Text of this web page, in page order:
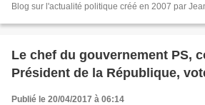
Blog sur l'actualité politique créé en 2007 par
Le chef du gouvernement PS,
Président de la République,
Publié le 20/04/2017 à 06:14